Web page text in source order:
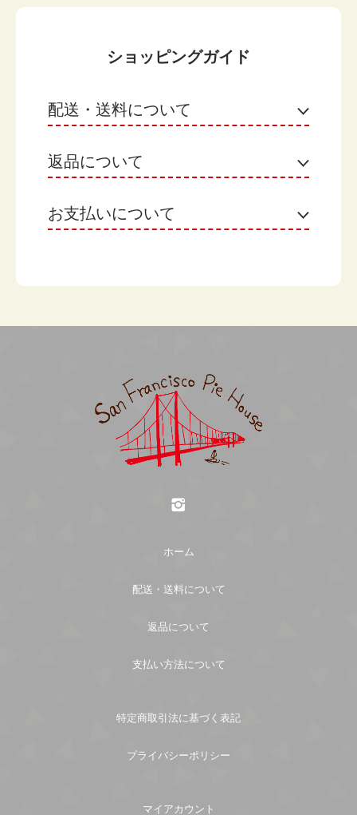
ショッピングガイド
配送・送料について
ヤマト運輸
お届け日：選択した商品の発送日翌日がお届け日で
す。 ※地域によって異なる場合があります。
お渡し時間：希望がある場合選択してください。
「発送日」にまとめて発送いたします。
お渡し日：下記よりご希望日を選択してください。
月のケーキも購入される場合：月のケーキの「店頭
受け渡し日」にまとめてお渡しするため、選択不要
送料は配送地域により異なります。下記送料一覧表
茨城県/栃木県/群馬県/埼玉県/千葉県/東京都/神奈川
静岡県/山梨県/長野県/愛知県/岐阜県
返品について
不良品
なまもののため、ご注文完了後、及び、出荷完了後
の返品・返金・交換・キャンセルは、原則としてお
受けできません 。 ただし、お客様にお届けした商
品に不明な点がございましたら、まことにお手数で
さい。 ご注文確定後のキャンセルは、原則としてお
必ず事前にご連絡くださいますようお願い申し上げ
お支払いについて
クレジット決済
支店名： ビジネス営業部支店
口座番号： 3262480
店頭受け取りのお客様のみ
ホーム
配送・送料について
返品について
支払い方法について
特定商取引法に基づく表記
プライバシーポリシー
マイアカウント